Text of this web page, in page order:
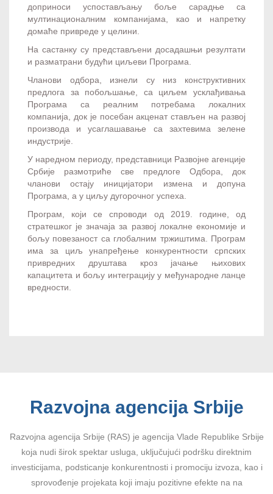
доприноси успостављању боље сарадње са
мултинационалним компанијама, као и напретку
домаће привреде у целини.
На састанку су представљени досадашњи резултати
и разматрани будући циљеви Програма.
Чланови одбора, изнели су низ конструктивних
предлога за побољшање, са циљем усклађивања
Програма са реалним потребама локалних
компанија, док је посебан акценат стављен на развој
производа и усаглашавање са захтевима зелене
индустрије.
У наредном периоду, представници Развојне агенције
Србије размотриће све предлоге Одбора, док
чланови остају иницијатори измена и допуна
Програма, а у циљу дугорочног успеха.
Програм, који се спроводи од 2019. године, од
стратешког је значаја за развој локалне економије и
бољу повезаност са глобалним тржиштима. Програм
има за циљ унапређење конкурентности српских
привредних друштава кроз јачање њихових
капацитета и бољу интеграцију у међународне ланце
вредности.
Razvojna agencija Srbije
Razvojna agencija Srbije (RAS) je agencija Vlade Republike Srbije
koja nudi širok spektar usluga, uključujući podršku direktnim
investicijama, podsticanje konkurentnosti i promociju izvoza, kao i
sprovođenje projekata koji imaju pozitivne efekte na na